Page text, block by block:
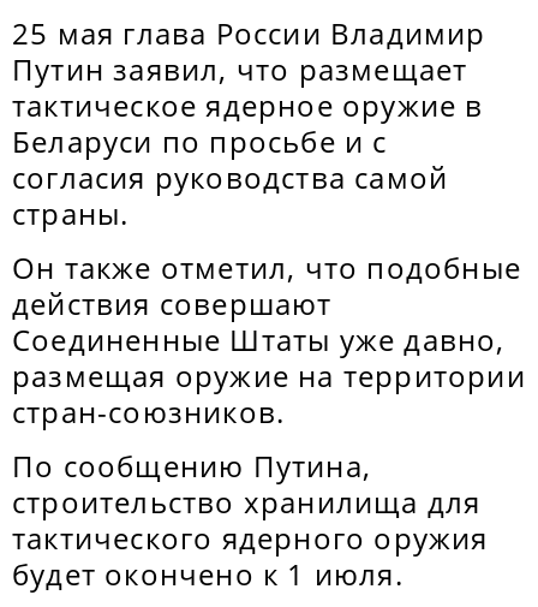
25 мая глава России Владимир
Путин заявил, что размещает
тактическое ядерное оружие в
Беларуси по просьбе и с
согласия руководства самой
страны.
Он также отметил, что подобные
действия совершают
Соединенные Штаты уже давно,
размещая оружие на территории
стран-союзников.
По сообщению Путина,
строительство хранилища для
тактического ядерного оружия
будет окончено к 1 июля.